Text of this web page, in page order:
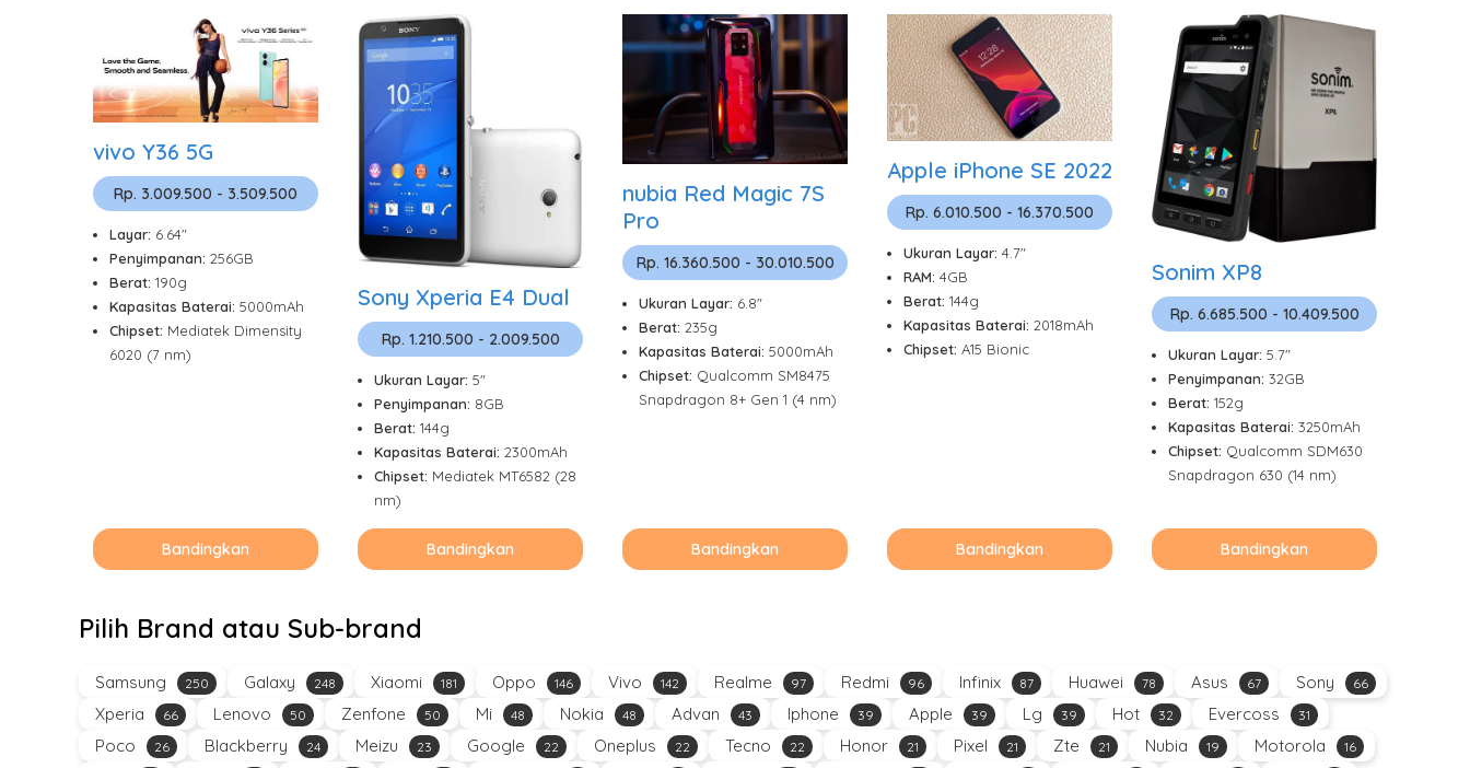
vivo Y36 5G
Rp. 3.009.500 - 3.509.500
Layar: 6.64"
Penyimpanan: 256GB
Berat: 190g
Kapasitas Baterai: 5000mAh
Chipset: Mediatek Dimensity
6020 (7 nm)
Bandingkan
Sony Xperia E4 Dual
Rp. 1.210.500 - 2.009.500
Ukuran Layar: 5"
Penyimpanan: 8GB
Berat: 144g
Kapasitas Baterai: 2300mAh
Chipset: Mediatek MT6582 (28
nm)
Bandingkan
nubia Red Magic 7S
Pro
Rp. 16.360.500 - 30.010.500
Ukuran Layar: 6.8"
Berat: 235g
Kapasitas Baterai: 5000mAh
Chipset: Qualcomm SM8475
Snapdragon 8+ Gen 1 (4 nm)
Bandingkan
Apple iPhone SE 2022
Rp. 6.010.500 - 16.370.500
Ukuran Layar: 4.7"
RAM: 4GB
Berat: 144g
Kapasitas Baterai: 2018mAh
Chipset: A15 Bionic
Bandingkan
Sonim XP8
Rp. 6.685.500 - 10.409.500
Ukuran Layar: 5.7"
Penyimpanan: 32GB
Berat: 152g
Kapasitas Baterai: 3250mAh
Chipset: Qualcomm SDM630
Snapdragon 630 (14 nm)
Bandingkan
Pilih Brand atau Sub-brand
Samsung 250 Galaxy 248 Xiaomi 181 Oppo 146 Vivo 142 Realme 97 Redmi 96 Infinix 87 Huawei 78 Asus 67 Sony 66
Xperia 66 Lenovo 50 Zenfone 50 Mi 48 Nokia 48 Advan 43 Iphone 39 Apple 39 Lg 39 Hot 32 Evercoss 31
Poco 26 Blackberry 24 Meizu 23 Google 22 Oneplus 22 Tecno 22 Honor 21 Pixel 21 Zte 21 Nubia 19 Motorola 16